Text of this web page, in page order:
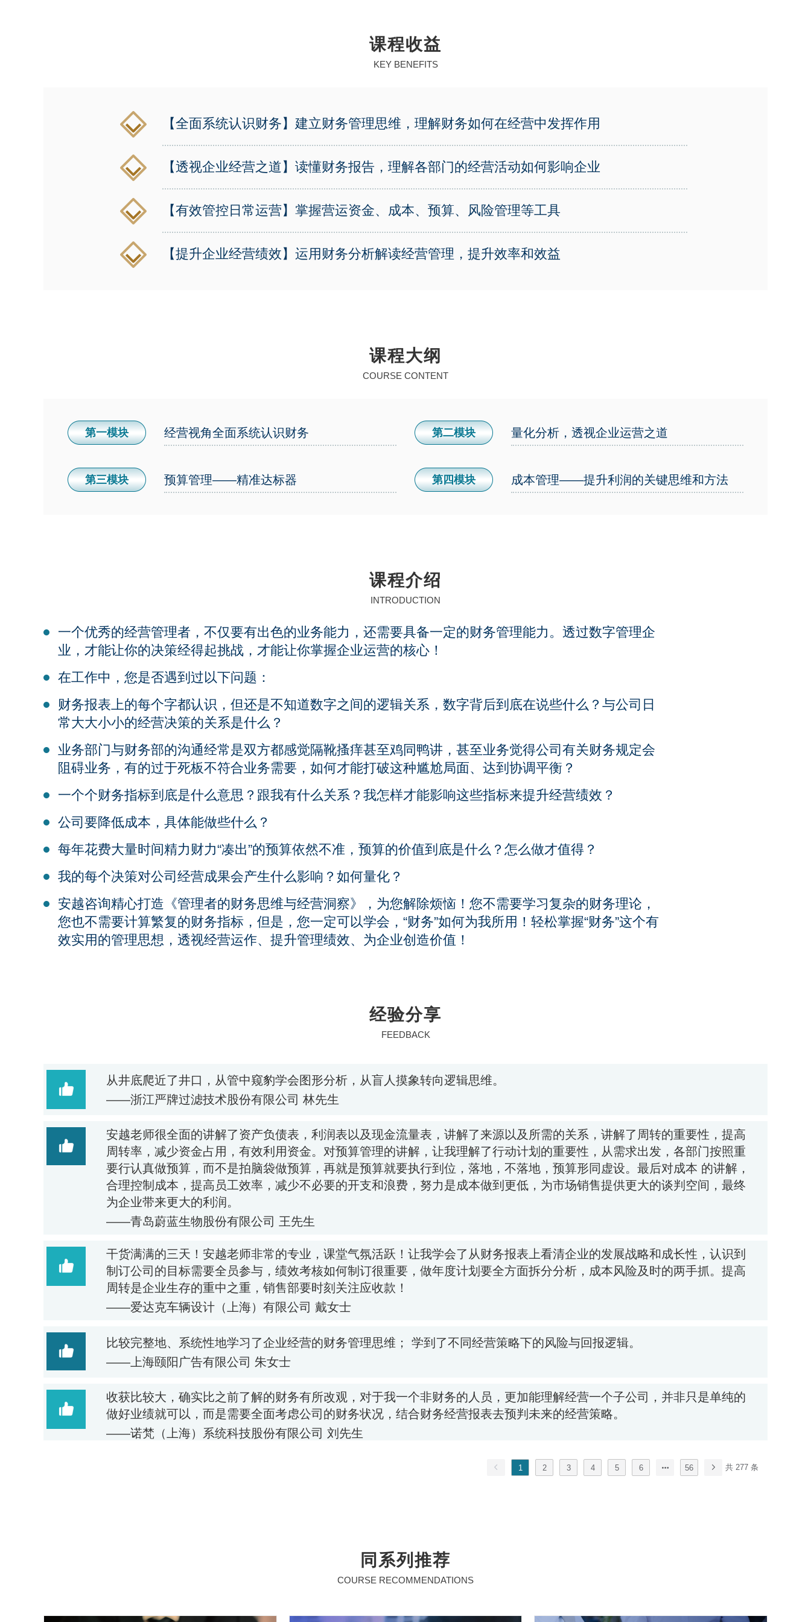
课程收益
KEY BENEFITS
【全面系统认识财务】建立财务管理思维，理解财务如何在经营中发挥作用
【透视企业经营之道】读懂财务报告，理解各部门的经营活动如何影响企业
【有效管控日常运营】掌握营运资金、成本、预算、风险管理等工具
【提升企业经营绩效】运用财务分析解读经营管理，提升效率和效益
课程大纲
COURSE CONTENT
第一模块 经营视角全面系统认识财务 第二模块 量化分析，透视企业运营之道
第三模块 预算管理——精准达标器 第四模块 成本管理——提升利润的关键思维和方法
课程介绍
INTRODUCTION
一个优秀的经营管理者，不仅要有出色的业务能力，还需要具备一定的财务管理能力。透过数字管理企
业，才能让你的决策经得起挑战，才能让你掌握企业运营的核心！
在工作中，您是否遇到过以下问题：
财务报表上的每个字都认识，但还是不知道数字之间的逻辑关系，数字背后到底在说些什么？与公司日
常大大小小的经营决策的关系是什么？
业务部门与财务部的沟通经常是双方都感觉隔靴搔痒甚至鸡同鸭讲，甚至业务觉得公司有关财务规定会
阻碍业务，有的过于死板不符合业务需要，如何才能打破这种尴尬局面、达到协调平衡？
一个个财务指标到底是什么意思？跟我有什么关系？我怎样才能影响这些指标来提升经营绩效？
公司要降低成本，具体能做些什么？
每年花费大量时间精力财力“凑出”的预算依然不准，预算的价值到底是什么？怎么做才值得？
我的每个决策对公司经营成果会产生什么影响？如何量化？
安越咨询精心打造《管理者的财务思维与经营洞察》，为您解除烦恼！您不需要学习复杂的财务理论，
您也不需要计算繁复的财务指标，但是，您一定可以学会，“财务”如何为我所用！轻松掌握“财务”这个有
效实用的管理思想，透视经营运作、提升管理绩效、为企业创造价值！
经验分享
FEEDBACK
1 2 3 4 5 6 56 共 277 条
同系列推荐
COURSE RECOMMENDATIONS